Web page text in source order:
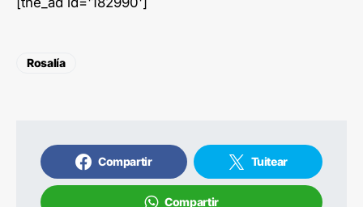
Rosalía
Compartir Tuitear
Compartir